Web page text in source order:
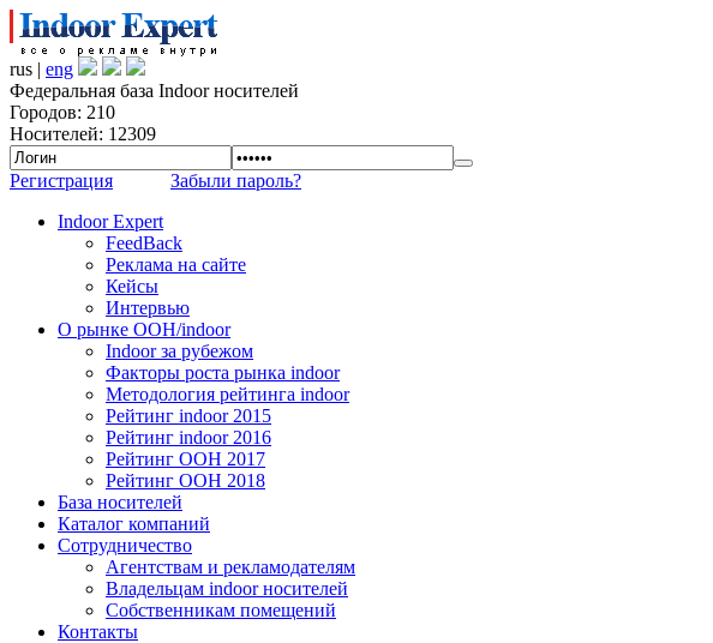
rus | eng
Федеральная база Indoor носителей
Городов: 210
Носителей: 12309
Регистрация
Забыли пароль?
Indoor Expert
FeedBack
Реклама на сайте
Кейсы
Интервью
О рынке OOH/indoor
Indoor за рубежом
Факторы роста рынка indoor
Методология рейтинга indoor
Рейтинг indoor 2015
Рейтинг indoor 2016
Рейтинг OOH 2017
Рейтинг OOH 2018
База носителей
Каталог компаний
Сотрудничество
Агентствам и рекламодателям
Владельцам indoor носителей
Собственникам помещений
Контакты